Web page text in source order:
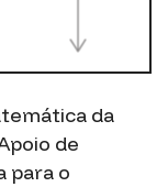
da
de
para o